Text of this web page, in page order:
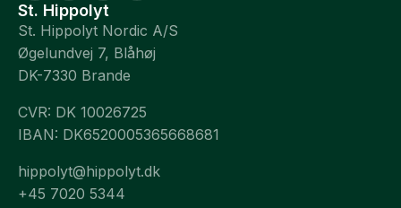
St. Hippolyt
St. Hippolyt Nordic A/S
Øgelundvej 7, Blåhøj
DK-7330 Brande
CVR: DK 10026725
IBAN: DK6520005365668681
hippolyt@hippolyt.dk
+45 7020 5344